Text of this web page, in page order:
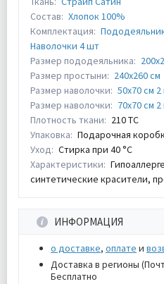
Состав: Хлопок 100%
Комплектация:
Наволочки 4 шт
Размер пододеяльника:
Размер простыни: 240х260 см
Размер наволочки: 50х70 см
Размер наволочки: 70х70 см
Плотность ткани: 210 ТС
Упаковка: Подарочная
Уход: Стирка при 40 °С
Характеристики:
синтетические красители,
ИНФОРМАЦИЯ
о доставке, оплате и
Доставка в регионы
Бесплатно